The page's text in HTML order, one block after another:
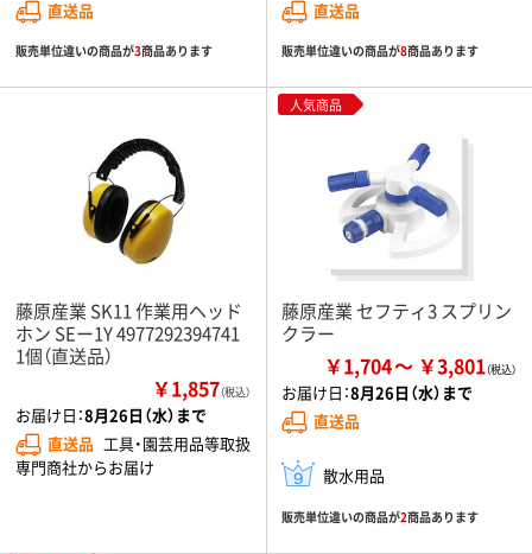
直送品
販売単位違いの商品が3商品あります
直送品
販売単位違いの商品が8商品あります
藤原産業 SK11 作業用ヘッド
ホン SEー1Y 4977292394741
1個（直送品）
￥1,857（税込）
お届け日：8月26日（水）まで
直送品 工具・園芸用品等取扱
専門商社からお届け
人気商品
藤原産業 セフティ3 スプリン
クラー
￥1,704 ￥3,801
お届け日：8月26日（水）まで
直送品
散水用品
販売単位違いの商品が2商品あります